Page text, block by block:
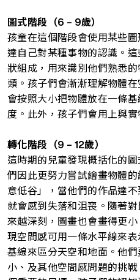
圖式階段（6 – 9歲）
孩童在這個階段會使用某些
達自己對某種事物的認識。
狀組成，用來識別他們熟悉
類。孩子們會漸漸理解物體
會按照大小把物體放在一條
度。此外，孩子們會用上與實
轉化階段（9 – 12歲）
這時期的兒童發現概括化的
們因此更努力嘗試繪畫物體
意低谷」，當他們的作品達
就會感到失落和沮喪。隨著
來越深刻，圖畫也會畫得更
現空間感可用一條水平線來
基線來區分天空和地面。他
小、及其他空間感問題的挑